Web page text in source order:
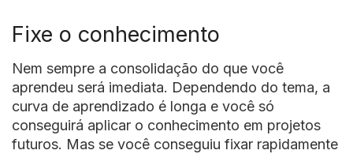
Fixe o conhecimento
Nem sempre a consolidação do que você
aprendeu será imediata. Dependendo do tema, a
curva de aprendizado é longa e você só
conseguirá aplicar o conhecimento em projetos
futuros. Mas se você conseguiu fixar rapidamente